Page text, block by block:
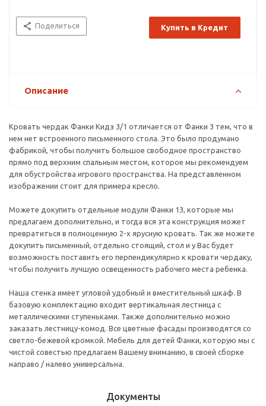
Поделиться Купить в Кредит
Описание
Кровать чердак Фанки Кидз 3/1 отличается от Фанки 3 тем, что в
нем нет встроенного письменного стола. Это было продумано
фабрикой, чтобы получить большое свободное пространство
прямо под верхним спальным местом, которое мы рекомендуем
для обустройства игрового пространства. На представленном
изображении стоит для примера кресло.
Можете докупить отдельные модули Фанки 13, которые мы
предлагаем дополнительно, и тогда вся эта конструкция может
превратиться в полноценную 2-х ярусную кровать. Так же можете
докупить письменный, отдельно стоящий, стол и у Вас будет
возможность поставить его перпендикулярно к кровати чердаку,
чтобы получить лучшую освещенность рабочего места ребенка.
Наша стенка имеет угловой удобный и вместительный шкаф. В
базовую комплектацию входит вертикальная лестница с
металлическими ступеньками. Также дополнительно можно
заказать лестницу-комод. Все цветные фасады производятся со
светло-бежевой кромкой. Мебель для детей Фанки, которую мы с
чистой совестью предлагаем Вашему вниманию, в своей сборке
направо / налево универсальна.
Документы